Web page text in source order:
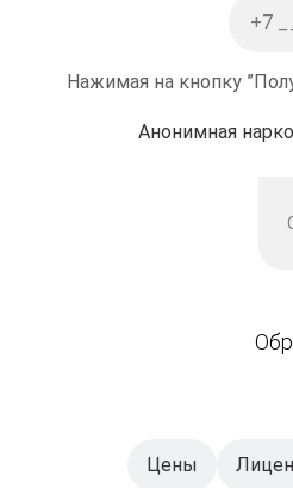
Нажимая на кнопку
Анонимная
Цены